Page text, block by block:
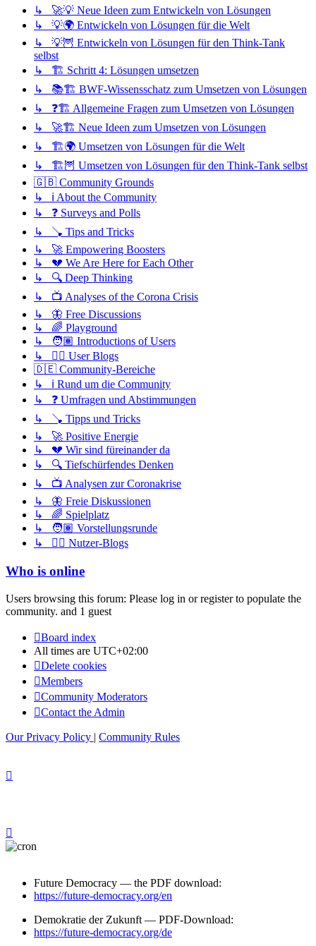
↳ 🚀💡 Neue Ideen zum Entwickeln von Lösungen
↳ 💡🌍 Entwickeln von Lösungen für die Welt
↳ 💡🦉 Entwickeln von Lösungen für den Think-Tank
selbst
↳ 🏗️ Schritt 4: Lösungen umsetzen
↳ 📚🏗️ BWF-Wissensschatz zum Umsetzen von Lösungen
↳ ❓🏗️ Allgemeine Fragen zum Umsetzen von Lösungen
↳ 🚀🏗️ Neue Ideen zum Umsetzen von Lösungen
↳ 🏗️🌍 Umsetzen von Lösungen für die Welt
↳ 🏗️🦉 Umsetzen von Lösungen für den Think-Tank selbst
🇬🇧 Community Grounds
↳ ℹ️ About the Community
↳ ❓ Surveys and Polls
↳ 🪠 Tips and Tricks
↳ 🚀 Empowering Boosters
↳ 💔 We Are Here for Each Other
↳ 🔍 Deep Thinking
↳ 📺 Analyses of the Corona Crisis
↳ 🦋 Free Discussions
↳ 🌈 Playground
↳ 🧑🏽 Introductions of Users
↳ ✍🏽 User Blogs
🇩🇪 Community-Bereiche
↳ ℹ️ Rund um die Community
↳ ❓ Umfragen und Abstimmungen
↳ 🪠 Tipps und Tricks
↳ 🚀 Positive Energie
↳ 💔 Wir sind füreinander da
↳ 🔍 Tiefschürfendes Denken
↳ 📺 Analysen zur Coronakrise
↳ 🦋 Freie Diskussionen
↳ 🌈 Spielplatz
↳ 🧑🏽 Vorstellungsrunde
↳ ✍🏽 Nutzer-Blogs
Who is online
Users browsing this forum: Please log in or register to populate the
community. and 1 guest
Board index
All times are UTC+02:00
Delete cookies
Members
Community Moderators
Contact the Admin
Our Privacy Policy | Community Rules
Future Democracy — the PDF download:
https://future-democracy.org/en
Demokratie der Zukunft — PDF-Download:
https://future-democracy.org/de